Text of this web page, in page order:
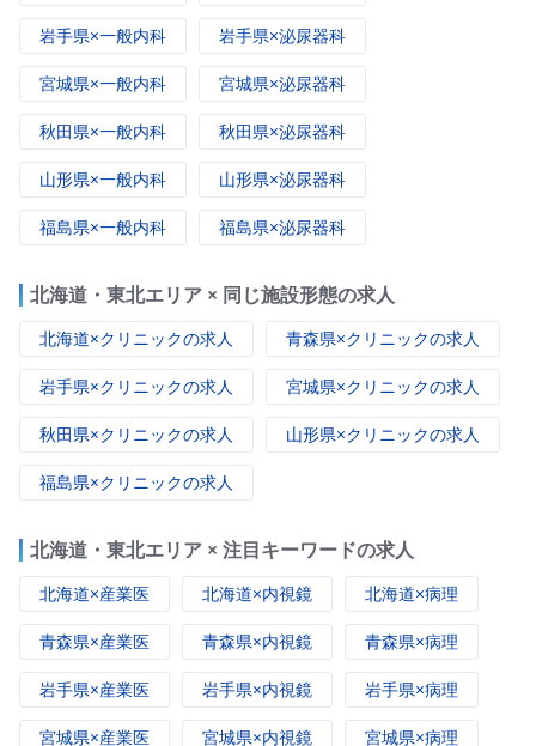
岩手県×一般内科 岩手県×泌尿器科
宮城県×一般内科 宮城県×泌尿器科
秋田県×一般内科 秋田県×泌尿器科
山形県×一般内科 山形県×泌尿器科
福島県×一般内科 福島県×泌尿器科
北海道・東北エリア × 同じ施設形態の求人
北海道×クリニックの求人 青森県×クリニックの求人
岩手県×クリニックの求人 宮城県×クリニックの求人
秋田県×クリニックの求人 山形県×クリニックの求人
福島県×クリニックの求人
北海道・東北エリア × 注目キーワードの求人
北海道×産業医 北海道×内視鏡 北海道×病理
青森県×産業医 青森県×内視鏡 青森県×病理
岩手県×産業医 岩手県×内視鏡 岩手県×病理
宮城県×産業医 宮城県×内視鏡 宮城県×病理